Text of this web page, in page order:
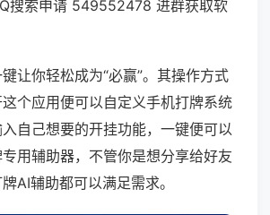
搜索申请 549552478 进群获取软
让你轻松成为“必赢”。其操作方式
个应用便可以自定义手机打牌系统
自己想要的开挂功能，一键便可以
用辅助器，不管你是想分享给好友
AI辅助都可以满足需求。